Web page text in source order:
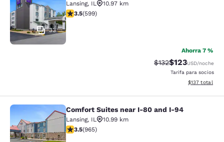
33
Lansing, IL
10.97 km
calificación de 3.54 estrellas. Bueno. 599 reseñas
3.5(599)
Ahorra 7 %
Precio tachado:
$132Precio con
$123USD/noche
Tarifa para socios
Ver detalles
$137 total
Comfort Suites near I-80 and I-94
Comfort Suites near I-80 and I-94
Lansing, IL
10.99 km
calificación de 3.5 estrellas. Bueno. 965 reseñas
3.5(965)